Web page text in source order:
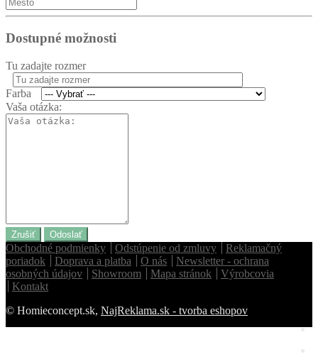
Dostupné možnosti
Tu zadajte rozmer
Farba
Vaša otázka:
Zrušiť Odoslať
Obchodné podmienky Odstúpenie od zmluvy
Reklamačný
poriadok
Doprava a platba O nás
Newsletter - ochrana
osobných údajov
Showroom Mapa stránok
Výrobcovia
Kontakt
© Homieconcept.sk, NajReklama.sk - tvorba eshopov